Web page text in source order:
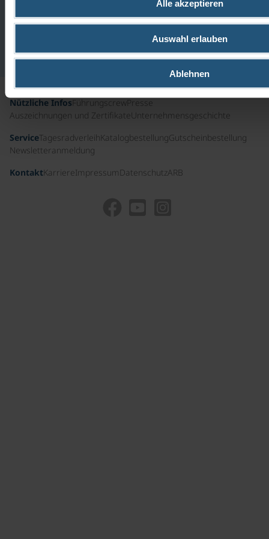
Alle akzeptieren
Auswahl erlauben
Ablehnen
Kostenfreie
Hotline
aus
Deutschland
Nützliche Infos Führungscrew Presse
Auszeichnungen und Zertifikate Unternehmensgeschichte
ServiceTagesradverleihKatalogbestellungGutscheinbestellung
Newsletteranmeldung
KontaktKarriereImpressum DatenschutzARB